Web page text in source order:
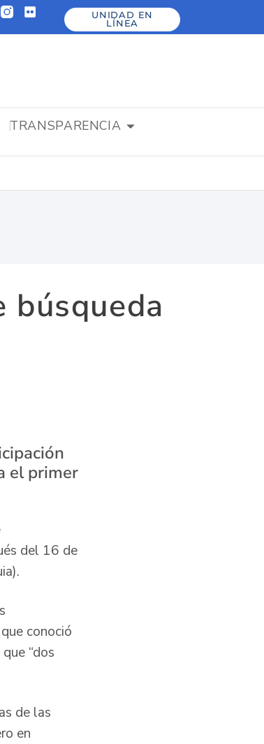
UNIDAD EN
LÍNEA
TRANSPARENCIA
búsqueda
búsqueda
el primer
del 16 de
conoció
“dos
de las
en